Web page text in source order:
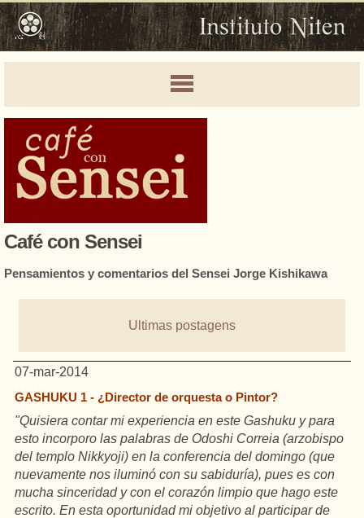
Café con Sensei
Pensamientos y comentarios del Sensei Jorge Kishikawa
Ultimas postagens
07-mar-2014
GASHUKU 1 - ¿Director de orquesta o Pintor?
"Quisiera contar mi experiencia en este Gashuku y para
esto incorporo las palabras de Odoshi Correia (arzobispo
del templo Nikkyoji) en la conferencia del domingo (que
nuevamente nos iluminó con su sabiduría), pues es con
mucha sinceridad y con el corazón limpio que hago este
escrito. En esta oportunidad mi objetivo al participar de